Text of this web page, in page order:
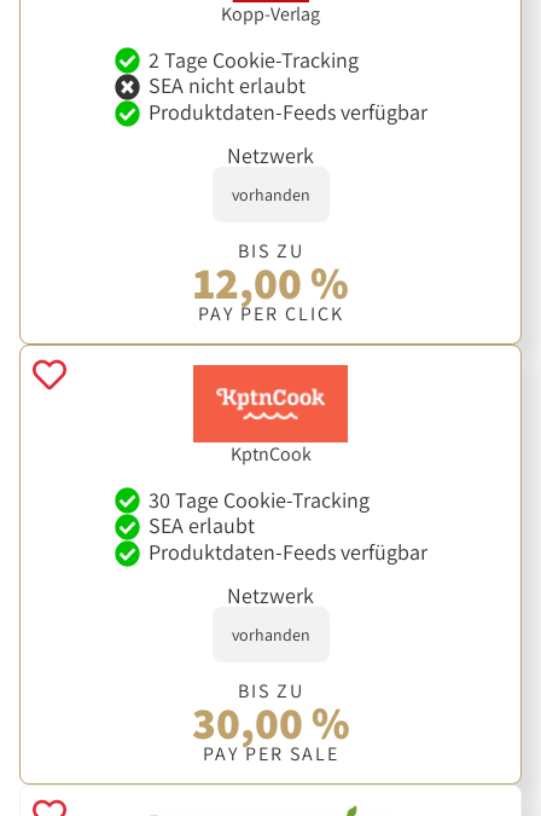
Kopp-Verlag
2 Tage Cookie-Tracking
SEA nicht erlaubt
Produktdaten-Feeds verfügbar
Netzwerk
vorhanden
BIS ZU
12,00 %
PAY PER CLICK
KptnCook
30 Tage Cookie-Tracking
SEA erlaubt
Produktdaten-Feeds verfügbar
Netzwerk
vorhanden
BIS ZU
30,00 %
PAY PER SALE